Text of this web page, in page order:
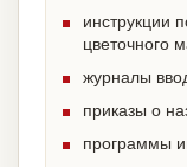
инструкции
цветочного
журналы
приказы о
программы